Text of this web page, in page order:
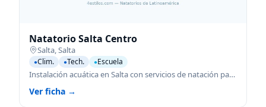
Natatorio Salta Centro
Salta Salta
●Clim. ●Tech. ●Escuela
Instalación acuática en Salta con servicios de natación para todas las edades.
Ver ficha →